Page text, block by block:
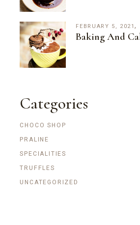
FEBRUARY 5, 2021
Baking And
Categories
CHOCO SHOP
PRALINE
SPECIALITIES
TRUFFLES
UNCATEGORIZED